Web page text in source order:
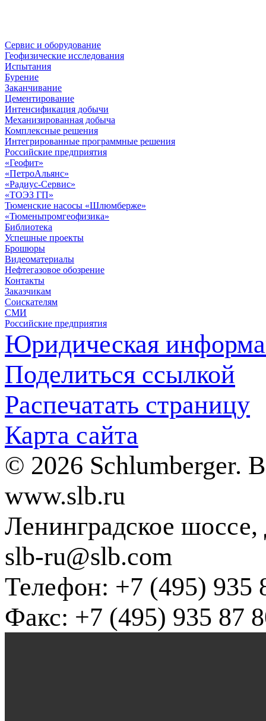
Сервис и оборудование
Геофизические исследования
Испытания
Бурение
Заканчивание
Цементирование
Интенсификация добычи
Механизированная добыча
Комплексные решения
Интегрированные программные решения
Российские предприятия
«Геофит»
«ПетроАльянс»
«Радиус-Сервис»
«ТОЭЗ ГП»
Тюменские насосы «Шлюмберже»
«Тюменьпромгеофизика»
Библиотека
Успешные проекты
Брошюры
Видеоматериалы
Нефтегазовое обозрение
Контакты
Заказчикам
Соискателям
СМИ
Российские предприятия
Юридическая
Поделиться ссылкой
Распечатать страницу
Карта сайта
© 2026 Schlumberger.
www.slb.ru
Ленинградское
slb-ru@slb.com
Телефон: +7 (495) 935
Факс: +7 (495) 935 87